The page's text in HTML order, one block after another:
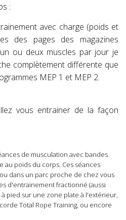
:
avec charge (poids et
des pages des magazines
ou deux muscles par jour je
complètement différente que
MEP 1 et MEP 2.
vous entrainer de la façon
de musculation avec bandes
au poids du corps. Ces séances
dans un parc proche de chez vous
d'entrainement fractionné (aussi
à pied sur une zone plate à l'extérieur,
Total Rope Training, ou encore